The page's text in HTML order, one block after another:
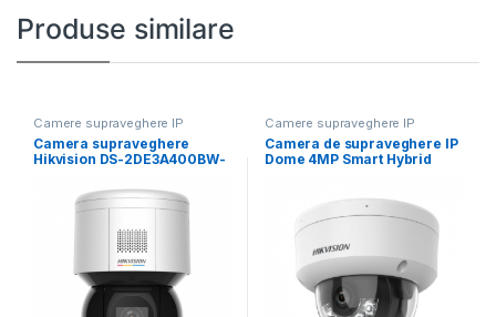
Produse similare
Camere supraveghere IP
Camera supraveghere
Hikvision DS-2DE3A400BW-
2560 × 1440@
Camere supraveghere IP
Camera de supraveghere IP
Dome 4MP Smart Hybrid